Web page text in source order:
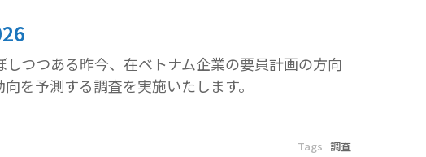
つつある昨今、在ベトナム企業の要員計画の方向
を予測する調査を実施いたします。
Tags 調査